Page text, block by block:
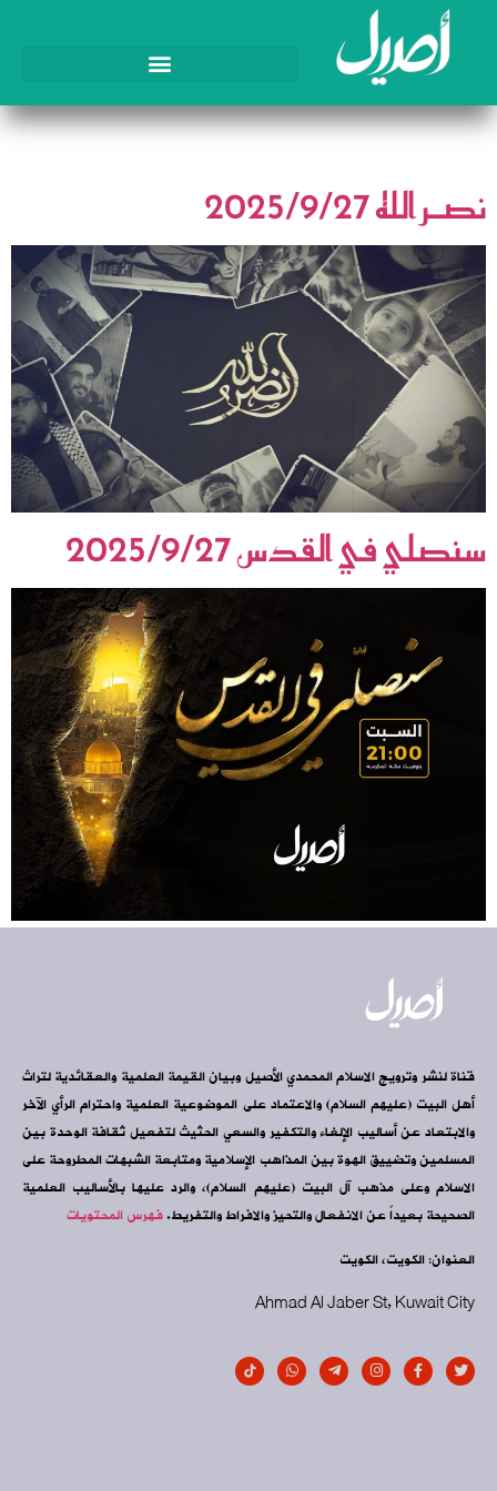
اليوم:27 سبتمبر، 2025
نصـر الله 2025/9/27
سنصلي في القدس 2025/9/27
قناة لنشر وترويج الاسلام المحمدي الأصيل وبيان القيمة العلمية والعقائدية لتراث
أهل البيت (عليهم السلام) والاعتماد على الموضوعية العلمية واحترام الرأي الآخر
والابتعاد عن أساليب الإلغاء والتكفير والسعي الحثيث لتفعيل ثقافة الوحدة بين
المسلمين وتضييق الهوة بين المذاهب الإسلامية ومتابعة الشبهات المطروحة على
الاسلام وعلى مذهب آل البيت (عليهم السلام)، والرد عليها بالأساليب العلمية
الصحيحة بعيداً عن الانفعال والتحيز والافراط والتفريط.فهرس المحتويات
العنوان: الكويت، الكويت
Ahmad Al Jaber St, Kuwait City